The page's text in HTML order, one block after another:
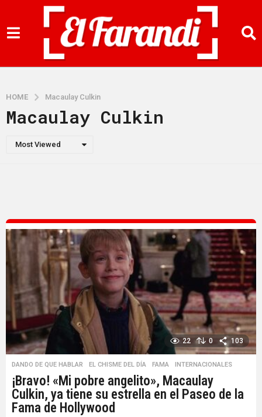
HOME Macaulay Culkin
Macaulay Culkin
Most Viewed
22 0 103
DANDO DE QUE HABLAR ,EL CHISME DEL DÍA ,FAMA INTERNACIONALES
¡Bravo! «Mi pobre angelito», Macaulay
Culkin, ya tiene su estrella en el Paseo de la
Fama de Hollywood